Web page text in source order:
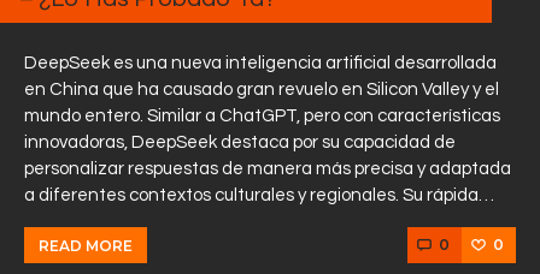
DeepSeek es una nueva inteligencia artificial desarrollada
en China que ha causado gran revuelo en Silicon Valley y el
mundo entero. Similar a ChatGPT, pero con características
innovadoras, DeepSeek destaca por su capacidad de
personalizar respuestas de manera más precisa y adaptada
a diferentes contextos culturales y regionales. Su rápida…
READ MORE 0 0